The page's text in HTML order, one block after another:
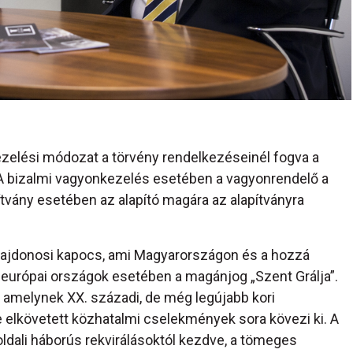
módozat a törvény rendelkezéseinél fogva a
bizalmi vagyonkezelés esetében a vagyonrendelő a
esetében az alapító magára az alapítványra
kapocs, ami Magyarországon és a hozzá
országok esetében a magánjog „Szent Grálja”.
XX. századi, de még legújabb kori
közhatalmi cselekmények sora kövezi ki. A
háborús rekvirálásoktól kezdve, a tömeges